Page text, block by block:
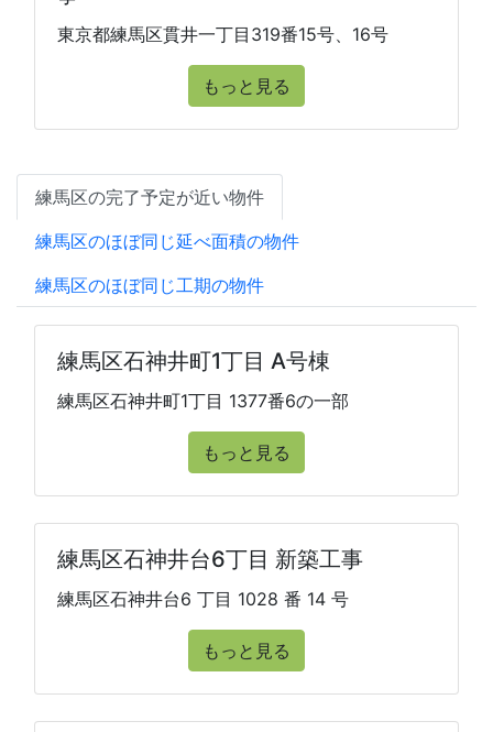
東京都練馬区貫井一丁目319番15号、16号
もっと見る
練馬区の完了予定が近い物件
練馬区のほぼ同じ延べ面積の物件
練馬区のほぼ同じ工期の物件
練馬区石神井町1丁目 A号棟
練馬区石神井町1丁目 1377番6の一部
もっと見る
練馬区石神井台6丁目 新築工事
練馬区石神井台6 丁目 1028 番 14 号
もっと見る